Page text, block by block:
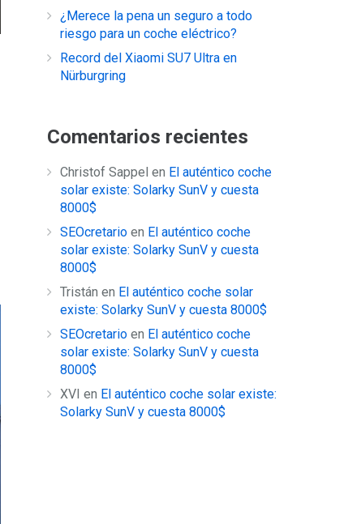
¿Merece la pena un seguro a todo
riesgo para un coche eléctrico?
Record del Xiaomi SU7 Ultra en
Nürburgring
Comentarios recientes
Christof Sappel en El auténtico coche
solar existe: Solarky SunV y cuesta
8000$
SEOcretario en El auténtico coche
solar existe: Solarky SunV y cuesta
8000$
Tristán en El auténtico coche solar
existe: Solarky SunV y cuesta 8000$
SEOcretario en El auténtico coche
solar existe: Solarky SunV y cuesta
8000$
XVI en El auténtico coche solar existe:
Solarky SunV y cuesta 8000$